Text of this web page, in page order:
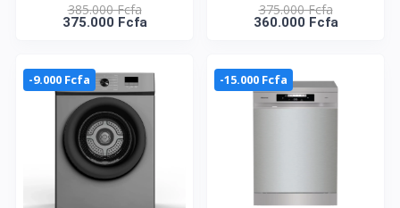
10KG - CONNECT LIFE -
DH5S102BB
385.000 Fcfa
375.000 Fcfa
Black - 220-240V -
Inverter - HISENSE-
375.000 Fcfa
360.000 Fcfa
-9.000 Fcfa -15.000 Fcfa